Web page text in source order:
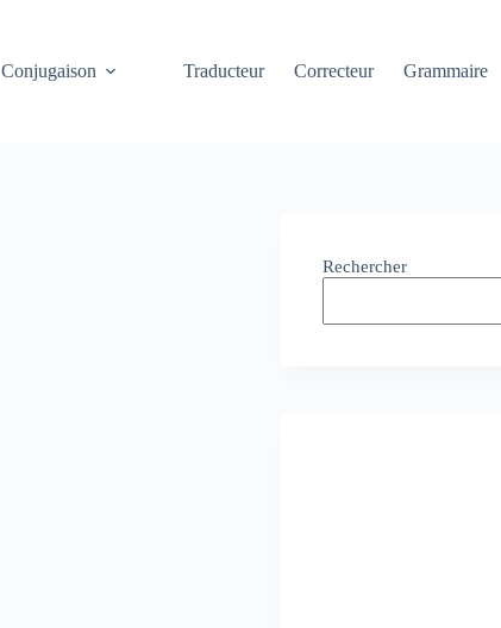
Conjugaison Traducteur Correcteur Grammaire
Rechercher